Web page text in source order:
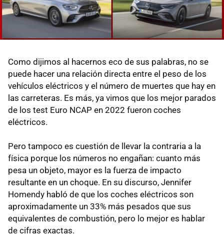
Como dijimos al hacernos eco de sus palabras, no se
puede hacer una relación directa entre el peso de los
vehículos eléctricos y el número de muertes que hay en
las carreteras. Es más, ya vimos que los mejor parados
de los test Euro NCAP en 2022 fueron coches
eléctricos.
Pero tampoco es cuestión de llevar la contraria a la
física porque los números no engañan: cuanto más
pesa un objeto, mayor es la fuerza de impacto
resultante en un choque. En su discurso, Jennifer
Homendy habló de que los coches eléctricos son
aproximadamente un 33% más pesados que sus
equivalentes de combustión, pero lo mejor es hablar
de cifras exactas.